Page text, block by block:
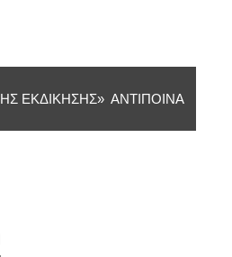
ΕΚΔΊΚΗΣΗΣ» ΑΝΤΙΠΟΙΝΑ